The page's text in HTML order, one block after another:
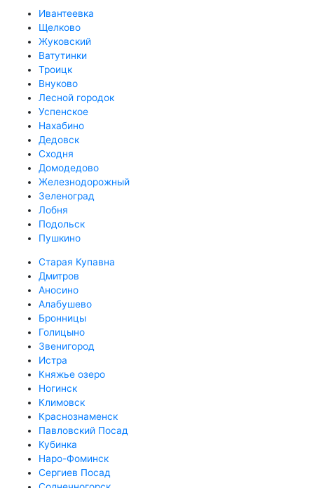
Ивантеевка
Щелково
Жуковский
Ватутинки
Троицк
Внуково
Лесной городок
Успенское
Нахабино
Дедовск
Сходня
Домодедово
Железнодорожный
Зеленоград
Лобня
Подольск
Пушкино
Старая Купавна
Дмитров
Аносино
Алабушево
Бронницы
Голицыно
Звенигород
Истра
Княжье озеро
Ногинск
Климовск
Краснознаменск
Павловский Посад
Кубинка
Наро-Фоминск
Сергиев Посад